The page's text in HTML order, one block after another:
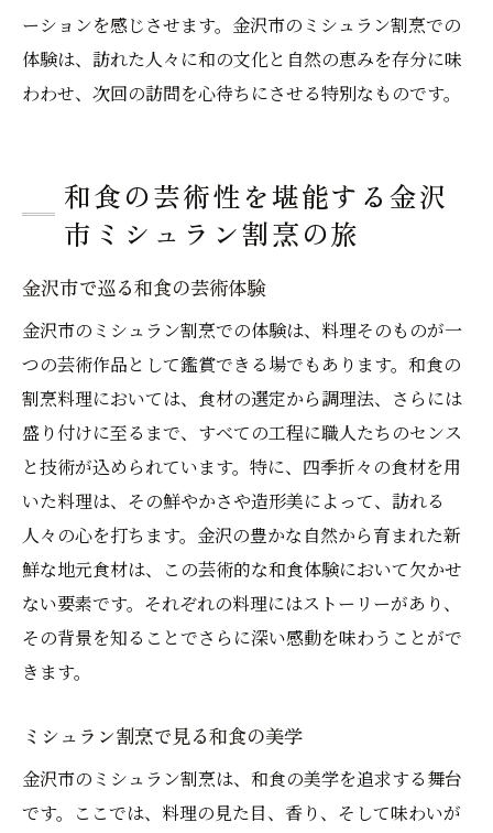
ーションを感じさせます。金沢市のミシュラン割烹での
体験は、訪れた人々に和の文化と自然の恵みを存分に味
わわせ、次回の訪問を心待ちにさせる特別なものです。
和食の芸術性を堪能する金沢
市ミシュラン割烹の旅
金沢市で巡る和食の芸術体験
金沢市のミシュラン割烹での体験は、料理そのものが一
つの芸術作品として鑑賞できる場でもあります。和食の
割烹料理においては、食材の選定から調理法、さらには
盛り付けに至るまで、すべての工程に職人たちのセンス
と技術が込められています。特に、四季折々の食材を用
いた料理は、その鮮やかさや造形美によって、訪れる
人々の心を打ちます。金沢の豊かな自然から育まれた新
鮮な地元食材は、この芸術的な和食体験において欠かせ
ない要素です。それぞれの料理にはストーリーがあり、
その背景を知ることでさらに深い感動を味わうことがで
きます。
ミシュラン割烹で見る和食の美学
金沢市のミシュラン割烹は、和食の美学を追求する舞台
です。ここでは、料理の見た目、香り、そして味わいが